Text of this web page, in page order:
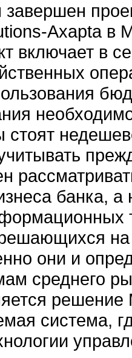
Axaptaв
включает в
стоят
банка,
решающихся
они и
среднего
система,